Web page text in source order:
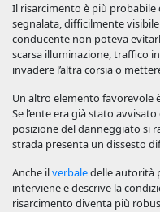
Il risarcimento è più
segnalata, difficilmente
conducente non poteva
scarsa illuminazione, traffico
invadere l’altra corsia o
Un altro elemento favorevole
Se l’ente era già stato
posizione del danneggiato si
strada presenta un dissesto
Anche ilverbaledelle autorità
interviene e descrive la
risarcimento diventa più